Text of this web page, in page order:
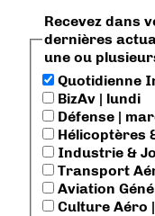
Recevez dans
dernières
une ou
Quotidienne
BizAv | lundi
Défense |
Hélicoptères
Industrie &
Transport
Aviation
Culture Aéro